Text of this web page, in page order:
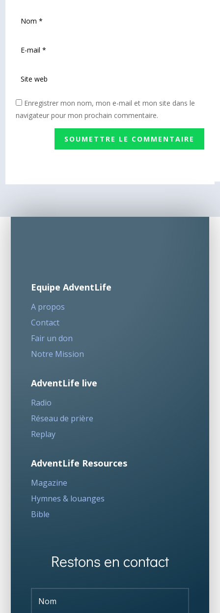
Enregistrer mon nom, mon e-mail et mon site dans le
navigateur pour mon prochain commentaire.
SOUMETTRE LE COMMENTAIRE
Equipe AdventLife
A propos
Contact
Fair un don
Notre Mission
AdventLife live
Radio
Réseau de prière
Replay
AdventLife Resources
Magazine
Hymnes & louanges
Bible
Restons en contact